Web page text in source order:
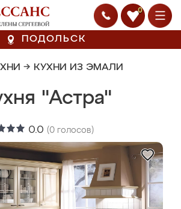
0
ПОДОЛЬСК
→ КУХНИ ИЗ ЭМАЛИ
"Астра"
0.0 (0 голосов)